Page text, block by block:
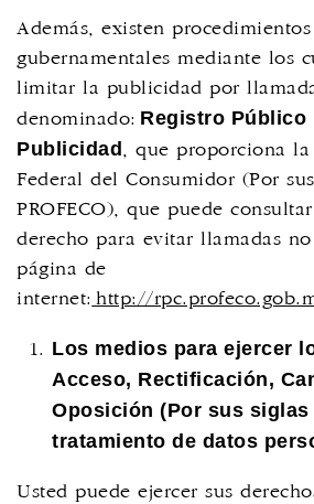
Además, existen
gubernamentales mediante los
limitar la publicidad por
denominado: Registro Público
Publicidad , que proporciona la
Federal del Consumidor (Por
PROFECO), que puede
derecho para evitar llamadas
página de
internet: http://
Los medios para ejercer
Acceso, Rectificación,
Oposición (Por sus siglas
tratamiento de datos
Usted puede ejercer sus